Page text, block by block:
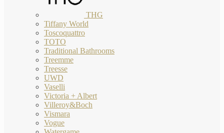
THG
Tiffany World
Toscoquattro
TOTO
Traditional Bathrooms
Treemme
Treesse
UWD
Vaselli
Victoria + Albert
Villeroy&Boch
Vismara
Vogue